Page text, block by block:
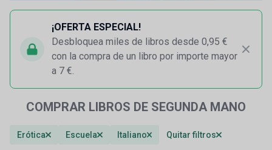
¡OFERTA ESPECIAL!
Desbloquea miles de libros desde 0,95 €
con la compra de un libro por importe mayor
a 7 €.
COMPRAR LIBROS DE SEGUNDA MANO
Erótica Escuela Italiano Quitar filtros